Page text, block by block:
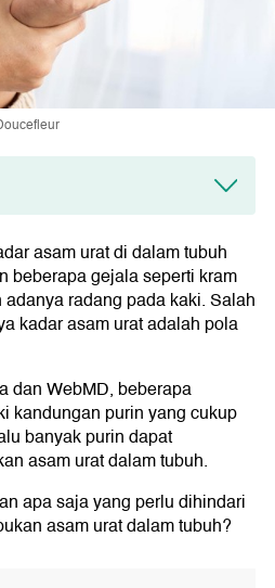
Teri
asam urat di dalam tubuh
beberapa gejala seperti kram
radang pada kaki. Salah
kadar asam urat adalah pola
dan WebMD, beberapa
kandungan purin yang cukup
banyak purin dapat
asam urat dalam tubuh.
apa saja yang perlu dihindari
asam urat dalam tubuh?